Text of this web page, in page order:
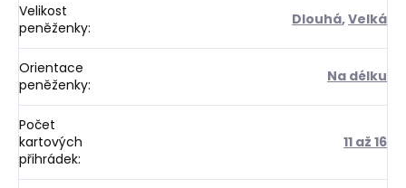
Velikost
peněženky: Dlouhá,Velká
Orientace
peněženky: Na délku
Počet
kartových
přihrádek:
11 až 16